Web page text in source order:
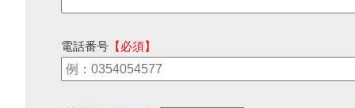
電話番号 【必須】